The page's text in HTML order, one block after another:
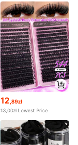
12 ,89zł
13,00zł Lowest Price